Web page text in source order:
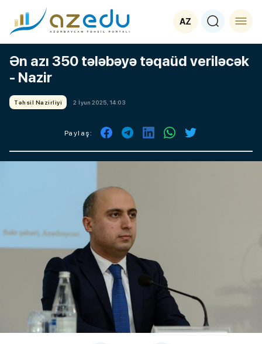
AZ
Ən azı 350 tələbəyə təqaüd veriləcək
- Nazir
Təhsil Nazirliyi 2 İyun 2025, 14:03
Paylaş: